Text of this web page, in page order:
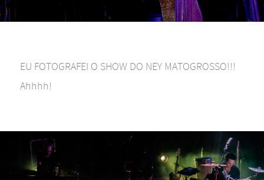
EU FOTOGRAFEI O SHOW DO NEY MATOGROSSO!!!
Ahhhh!